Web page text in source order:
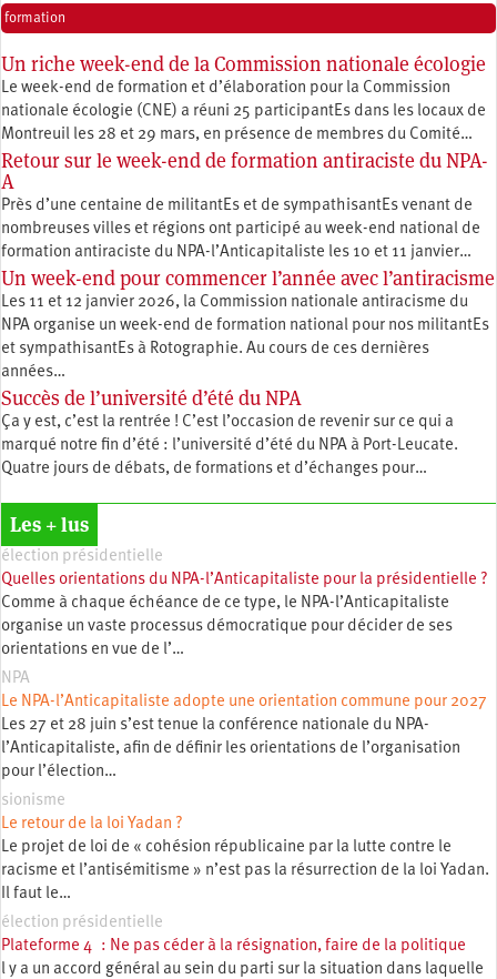
formation
Un riche week-end de la Commission nationale écologie
Le week-end de formation et d’élaboration pour la Commission
nationale écologie (CNE) a réuni 25 participantEs dans les locaux de
Montreuil les 28 et 29 mars, en présence de membres du Comité…
Retour sur le week-end de formation antiraciste du NPA-
A
Près d’une centaine de militantEs et de sympathisantEs venant de
nombreuses villes et régions ont participé au week-end national de
formation antiraciste du NPA-l’Anticapitaliste les 10 et 11 janvier…
Un week-end pour commencer l’année avec l’antiracisme
Les 11 et 12 janvier 2026, la Commission nationale antiracisme du
NPA organise un week-end de formation national pour nos militantEs
et sympathisantEs à Rotographie. Au cours de ces dernières
années…
Succès de l’université d’été du NPA
Ça y est, c’est la rentrée ! C’est l’occasion de revenir sur ce qui a
marqué notre fin d’été : l’université d’été du NPA à Port-Leucate.
Quatre jours de débats, de formations et d’échanges pour…
Les + lus
élection présidentielle
Quelles orientations du NPA-l’Anticapitaliste pour la présidentielle ?
Comme à chaque échéance de ce type, le NPA-l’Anticapitaliste
organise un vaste processus démocratique pour décider de ses
orientations en vue de l’…
NPA
Le NPA-l’Anticapitaliste adopte une orientation commune pour 2027
Les 27 et 28 juin s’est tenue la conférence nationale du NPA-
l’Anticapitaliste, afin de définir les orientations de l’organisation
pour l’élection…
sionisme
Le retour de la loi Yadan ?
Le projet de loi de « cohésion républicaine par la lutte contre le
racisme et l’antisémitisme » n’est pas la résurrection de la loi Yadan.
Il faut le…
élection présidentielle
Plateforme 4 : Ne pas céder à la résignation, faire de la politique
l y a un accord général au sein du parti sur la situation dans laquelle